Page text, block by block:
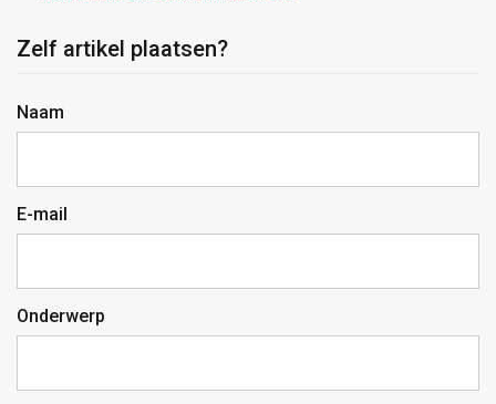
Zelf artikel plaatsen?
Naam
E-mail
Onderwerp